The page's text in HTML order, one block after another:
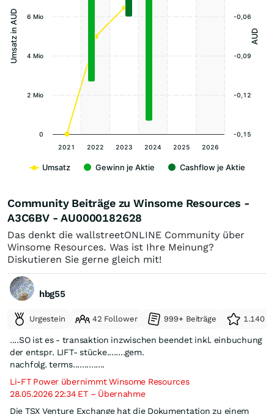
Umsatz in AUD AUD
Umsatz Gewinn je Aktie Cashflow je Aktie
2021 2022 2023 2024 2025 2026
0
2 Mio
4 Mio
6 Mio
-0,15
-0,12
-0,09
-0,06
Community Beiträge zu Winsome Resources -
A3C6BV - AU0000182628
Das denkt die wallstreetONLINE Community über
Winsome Resources. Was ist Ihre Meinung?
Diskutieren Sie gerne gleich mit!
hbg55
Urgestein 42 Follower 999+ Beiträge 1.140
....SO ist es - transaktion inzwischen beendet inkl. einbuchung
der entspr. LIFT- stücke........gem.
nachfolg. terms..............
Li-FT Power übernimmt Winsome Resources
28.05.2026 22:34 ET – Übernahme
Die TSX Venture Exchange hat die Dokumentation zu einem